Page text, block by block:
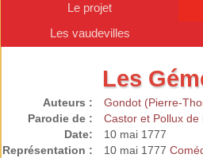
Le projet
Les vaudevilles
Les
Auteurs :
Gondot (Pierre-
Parodie de :
Castor et Pollux
Date:
10 mai 1777
Représentation :
10 mai 1777